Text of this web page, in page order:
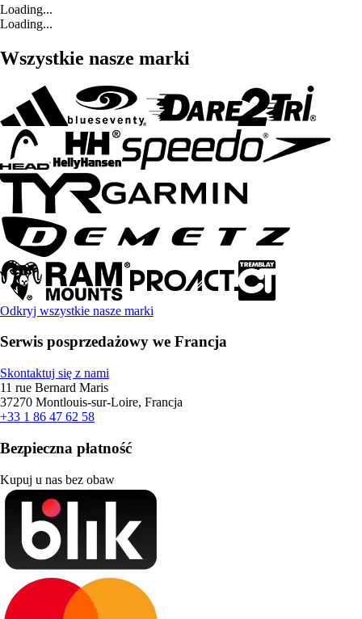
Loading...
Loading...
Wszystkie nasze marki
Odkryj wszystkie nasze marki
Serwis posprzedażowy we Francja
Skontaktuj się z nami
11 rue Bernard Maris
37270 Montlouis-sur-Loire, Francja
+33 1 86 47 62 58
Bezpieczna płatność
Kupuj u nas bez obaw